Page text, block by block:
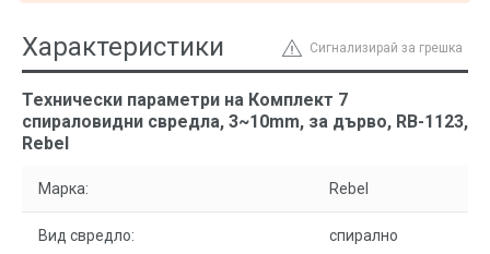
Сигнализирай за грешка
Характеристики
Технически параметри на Комплект 7
спираловидни свредла, 3~10mm, за дърво, RB-1123,
Rebel
Марка: Rebel
Вид свредло: спирално